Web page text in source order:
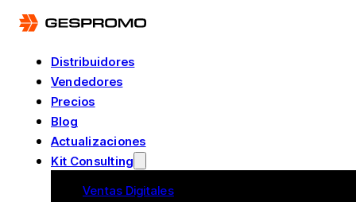
Distribuidores
Vendedores
Precios
Blog
Actualizaciones
Kit Consulting
Ventas Digitales